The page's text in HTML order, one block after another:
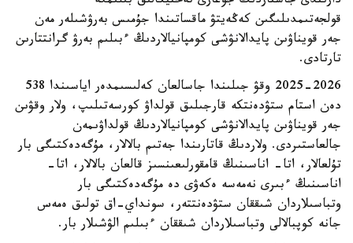
قولجەتىمدىلىگىن كەڭەيتۋ ماقساتىندا جۇمىس بەرۋشىلەر مەن
جەر قويناۋىن پايدالانۋشى كومپانيالاردىڭ ءبىلىم بەرۋ گرانتتارىن
تارتادى.
2025-2026 وقۋ جىلىندا جاسالعان كەلىسىمدەر اياسىندا 538
دەن استام ستۋدەنتكە قارجىلىق قولداۋ كورسەتىلىپ، ولار وقۋىن
جەر قويناۋىن پايدالانۋشى كومپانيالاردىڭ قولداۋىمەن
جالعاستىردى. ولاردىڭ قاتارىندا جەتىم بالالار، مۇگەدەكتىگى بار
تۇلعالار، اتا- اناسىنىڭ قامقورلىعىنسىز قالعان بالالار، اتا-
اناسىنىڭ ءبىرى نەمەسە ەكەۋى دە مۇگەدەكتىگى بار
وتباسىلاردان شىققان ستۋدەنتتەر، سونداي-اق تولىق ەمەس
جانە كوپبالالى وتباسىلاردان شىققان ءبىلىم الۋشىلار بار.